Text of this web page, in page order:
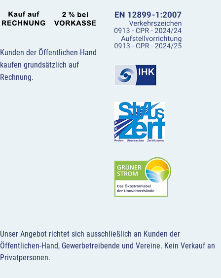
Kunden der Öffentlichen-Hand
kaufen grundsätzlich auf
Rechnung.
Unser Angebot richtet sich ausschließlich an Kunden der
Öffentlichen-Hand, Gewerbetreibende und Vereine. Kein Verkauf an
Privatpersonen.